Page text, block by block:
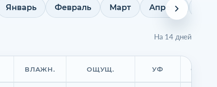
Январь Февраль Март Апрель
На 14 дней
ВЛАЖН. ОЩУЩ. УФ